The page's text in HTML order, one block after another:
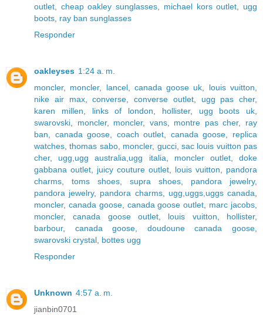
outlet
cheap oakley sunglasses michael kors outlet
ugg
boots ray ban sunglasses
Responder
oakleyses 1:24 a. m.
moncler, moncler, lancel, canada goose uk louis vuitton
nike air max,converse converse outlet, ugg pas cher,
karen millen
links of london hollister, ugg boots uk
swarovski
moncler, moncler, vans, montre pas cher, ray
ban
canada goose coach outlet canada goose
replica
watches ,thomas sabo, moncler, gucci, sac louis vuitton pas
cher, ugg,ugg australia,ugg italia moncler outlet,doke
gabbana outlet
juicy couture outlet louis vuitton
pandora
charms
toms shoes supra shoes pandora jewelry,
pandora jewelry, pandora charms, ugg,uggs,uggs canada
moncler, canada goose, canada goose outlet marc jacobs
moncler,canada goose outlet louis vuitton hollister,
barbour, canada goose doudoune canada goose
swarovski crystal bottes ugg
Responder
Unknown 4:57 a. m.
jianbin0701